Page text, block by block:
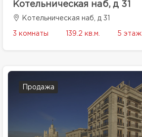
Котельническая наб, д 31
Котельническая наб, д 31
3 комнаты 139.2 кв.м. 5 этаж
Продажа